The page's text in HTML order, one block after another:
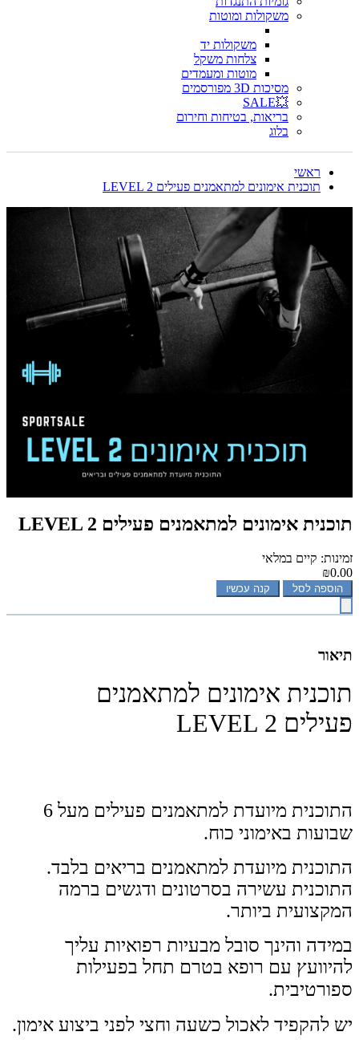
משקולות ומוטות
משקולות יד
צלחות משקל
מוטות ומעמדים
מסיכות 3D מפורסמים
💥SALE
בריאות, בטיחות וחירום
בלוג
ראשי
תוכנית אימונים למתאמנים פעילים LEVEL 2
תוכנית אימונים למתאמנים פעילים LEVEL 2
זמינות: קיים במלאי
₪0.00
הוספה לסל קנה עכשיו
תיאור
תוכנית אימונים למתאמנים
פעילים LEVEL 2
התוכנית מיועדת למתאמנים פעילים מעל 6
שבועות באימוני כוח.
התוכנית מיועדת למתאמנים בריאים בלבד.
התוכנית עשירה בסרטונים ודגשים ברמה
המקצועית ביותר.
במידה והינך סובל מבעיות רפואיות עליך
להיוועץ עם רופא בטרם תחל בפעילות
ספורטיבית.
יש להקפיד לאכול כשעה וחצי לפני ביצוע אימון.